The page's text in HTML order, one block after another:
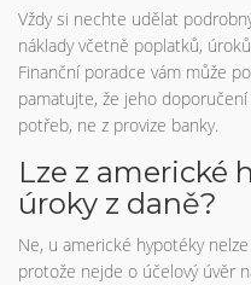
Vždy si nechte udělat
náklady včetně poplatků,
Finanční poradce vám může
pamatujte, že jeho
potřeb, ne z provize banky.
Lze z americké
úroky z daně?
Ne, u americké hypotéky
protože nejde o účelový úvěr